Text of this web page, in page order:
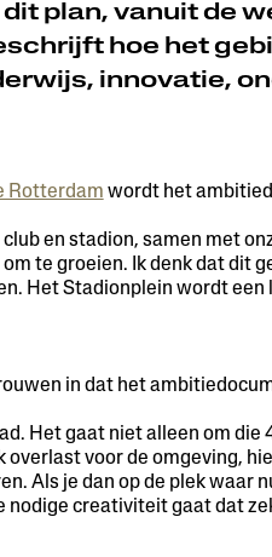
plan, vanuit de
hoe het
innovatie,
Rotterdam wordt het
en stadion, samen met
te groeien. Ik denk dat dit
Het Stadionplein wordt een
in dat het
Het gaat niet alleen om die
voor de omgeving,
Als je dan op de plek waar
creativiteit gaat dat